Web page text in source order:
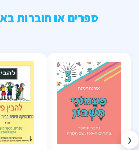
ספרים או חוברות
‹